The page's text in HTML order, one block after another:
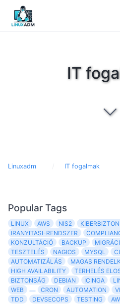
IT
Linuxadm IT fogalmak
Popular Tags
LINUX AWS NIS2
IRANYITASI-RENDSZER
KONZULTÁCIÓ
BACKUP
TESZTELÉS
NAGIOS MYSQL
AUTOMATIZÁLÁS
MAGAS
HIGH AVAILABILITY
TERHELÉS
BIZTONSÁG
DEBIAN ICINGA
WEB
CRON AUTOMATION
TDD
DEVSECOPS TESTING